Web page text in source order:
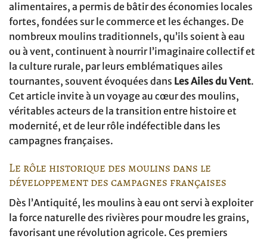
alimentaires, a permis de bâtir des économies locales
fortes, fondées sur le commerce et les échanges. De
nombreux moulins traditionnels, qu’ils soient à eau
ou à vent, continuent à nourrir l’imaginaire collectif et
la culture rurale, par leurs emblématiques ailes
tournantes, souvent évoquées dans Les Ailes du Vent.
Cet article invite à un voyage au cœur des moulins,
véritables acteurs de la transition entre histoire et
modernité, et de leur rôle indéfectible dans les
campagnes françaises.
Le rôle historique des moulins dans le
développement des campagnes françaises
Dès l’Antiquité, les moulins à eau ont servi à exploiter
la force naturelle des rivières pour moudre les grains,
favorisant une révolution agricole. Ces premiers